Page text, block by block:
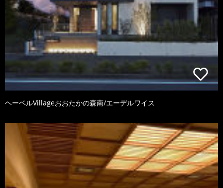
ヘーベルVillageおおたかの森南/エーデルワイス